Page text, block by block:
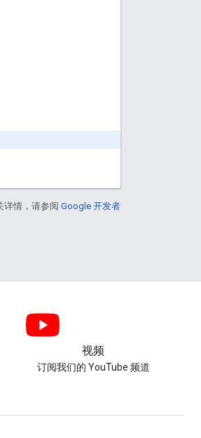
详情，请参阅 Google 开发者
视频
订阅我们的 YouTube 频道